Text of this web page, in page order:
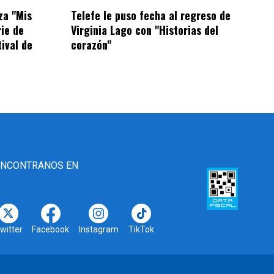
"Mis
de
de
Telefe le puso fecha al regreso de
Virginia Lago con "Historias del
corazón"
EN
Facebook Instagram TikTok